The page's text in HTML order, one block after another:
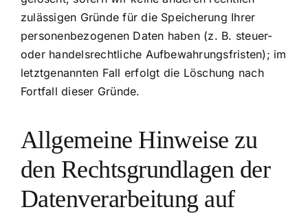
zulässigen Gründe für die Speicherung Ihrer
personenbezogenen Daten haben (z. B. steuer-
oder handelsrechtliche Aufbewahrungsfristen); im
letztgenannten Fall erfolgt die Löschung nach
Fortfall dieser Gründe.
Allgemeine Hinweise zu
den Rechtsgrundlagen der
Datenverarbeitung auf